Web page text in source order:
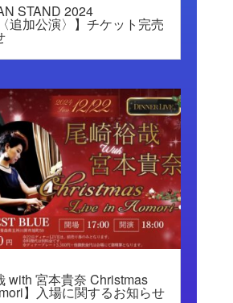
STAND 2024
追加公演〉】チケット完売
with 宮本貴奈 Christmas
】入場に関するお知らせ